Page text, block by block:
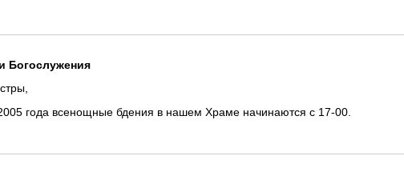
Богослужения
года всенощные бдения в нашем Храме начинаются с 17-00.